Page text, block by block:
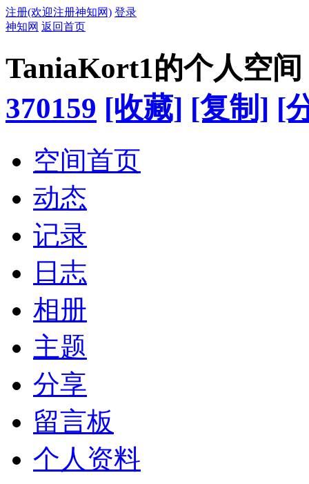
注册(欢迎注册神知网) 登录
神知网 返回首页
TaniaKort1的个人空间
370159 [收藏] [复制] [
空间首页
动态
记录
日志
相册
主题
分享
留言板
个人资料